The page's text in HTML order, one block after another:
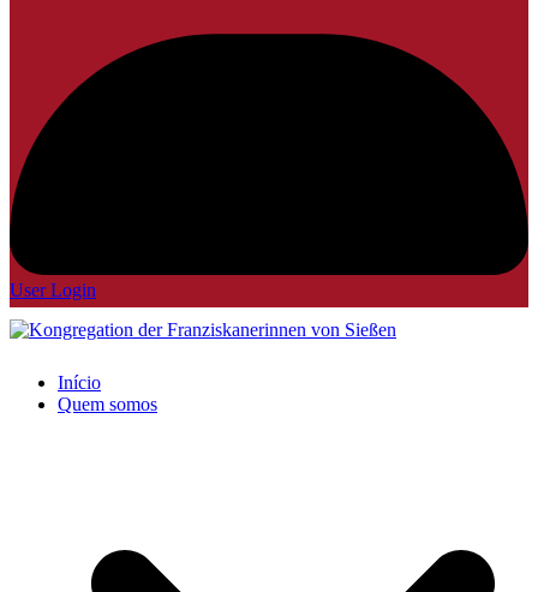
User Login
Início
Quem somos